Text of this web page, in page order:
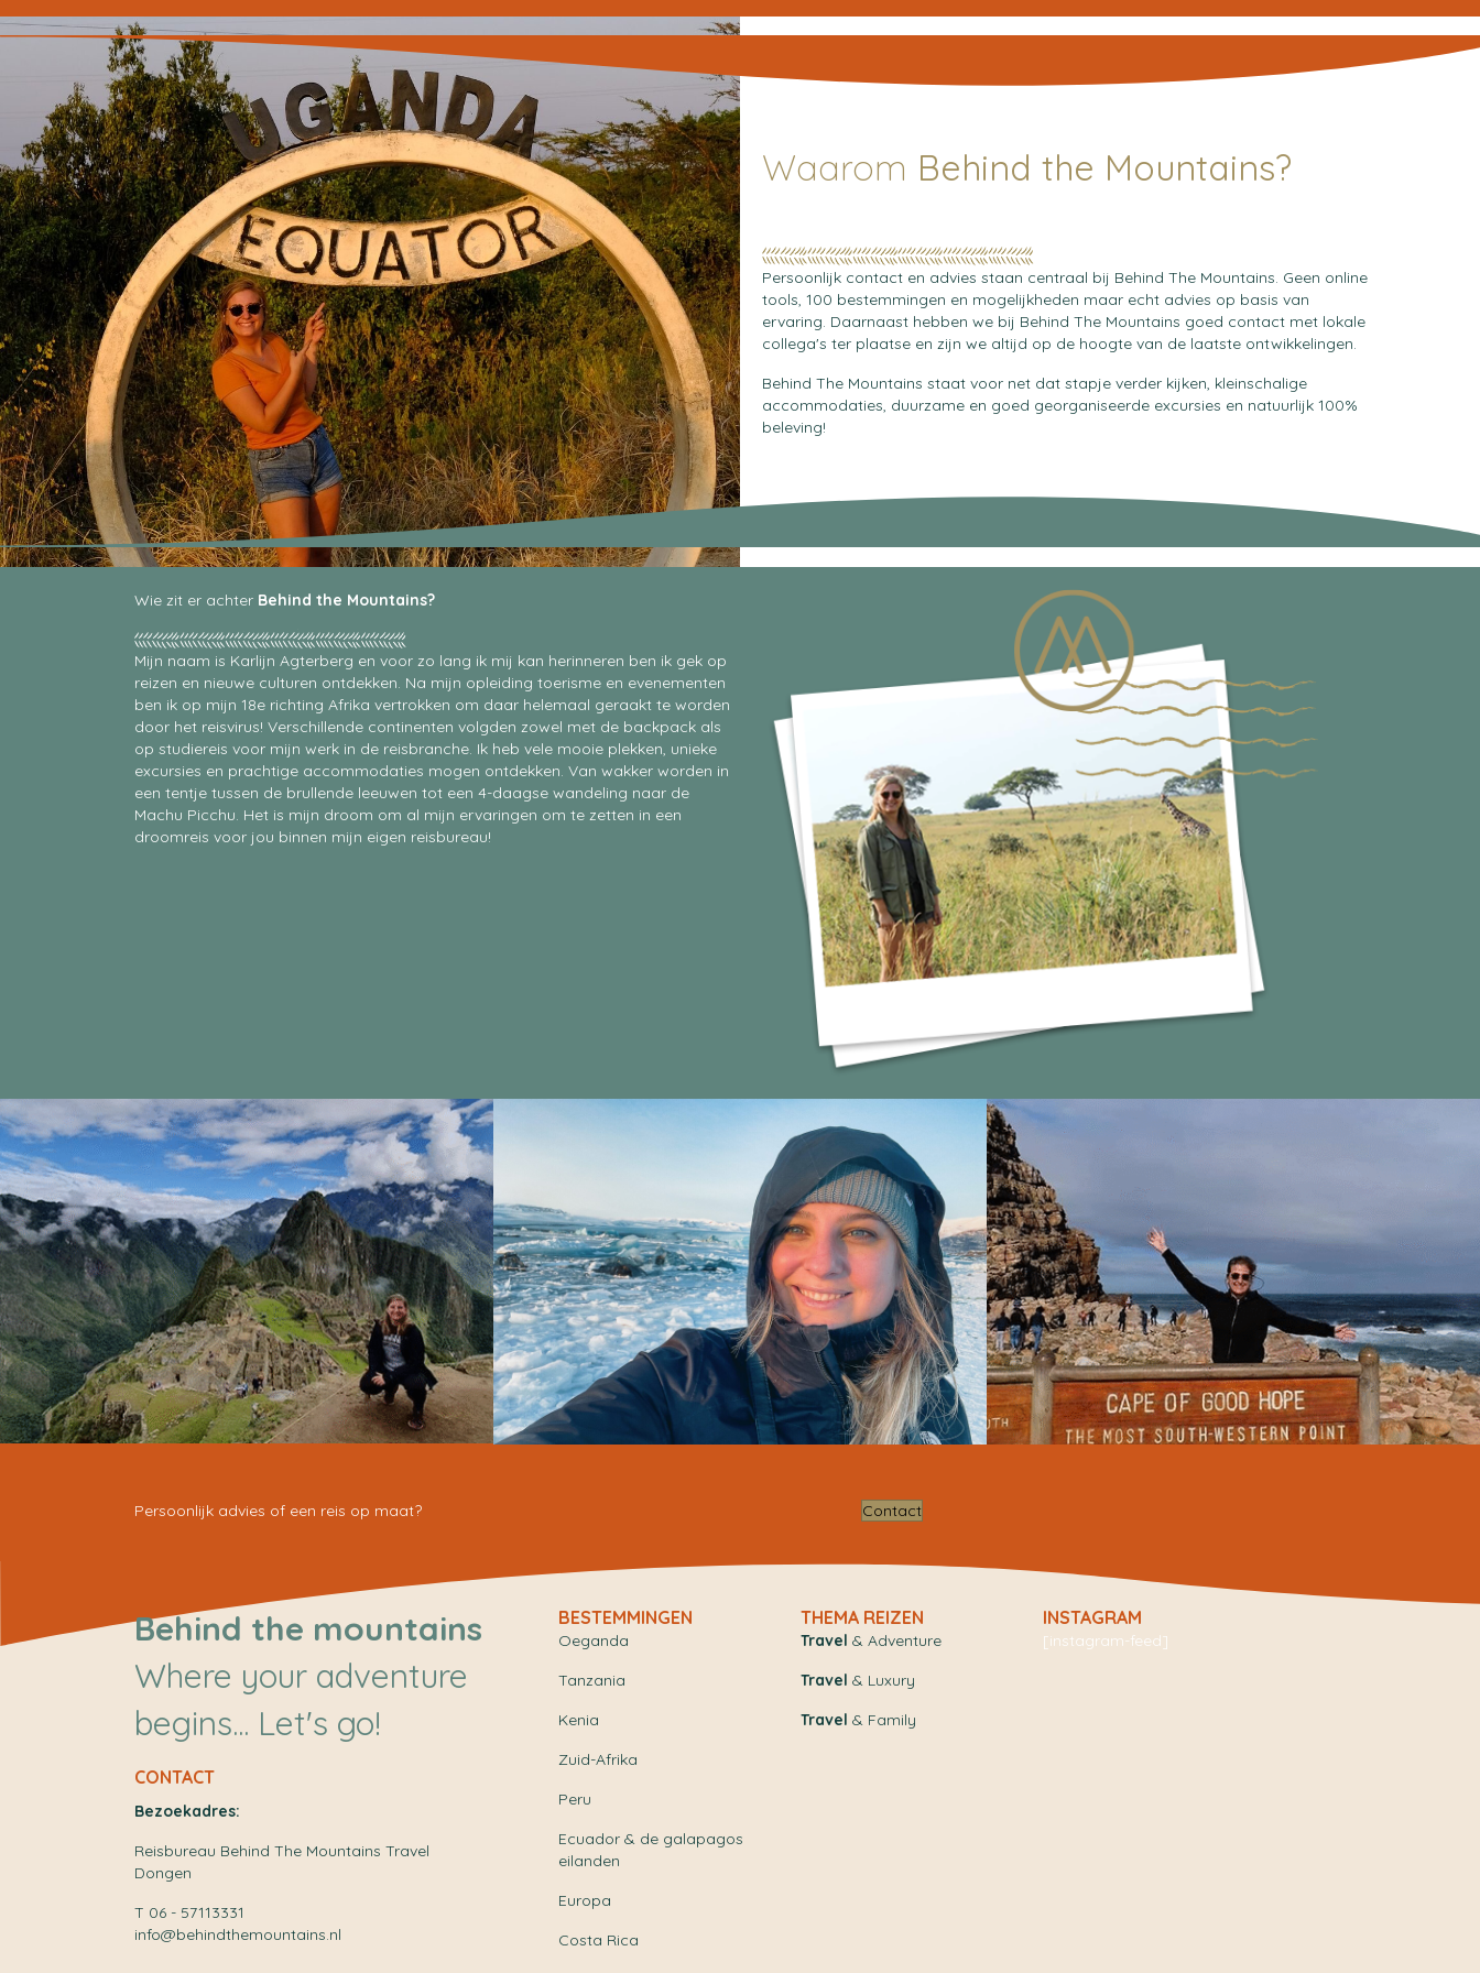
Waarom Behind the Mountains?
Persoonlijk contact en advies staan centraal bij Behind The Mountains. Geen online
tools, 100 bestemmingen en mogelijkheden maar echt advies op basis van
ervaring. Daarnaast hebben we bij Behind The Mountains goed contact met lokale
collega's ter plaatse en zijn we altijd op de hoogte van de laatste ontwikkelingen.
Behind The Mountains staat voor net dat stapje verder kijken, kleinschalige
accommodaties, duurzame en goed georganiseerde excursies en natuurlijk 100%
beleving!
Wie zit er achter Behind the Mountains?
Mijn naam is Karlijn Agterberg en voor zo lang ik mij kan herinneren ben ik gek op
reizen en nieuwe culturen ontdekken. Na mijn opleiding toerisme en evenementen
ben ik op mijn 18e richting Afrika vertrokken om daar helemaal geraakt te worden
door het reisvirus! Verschillende continenten volgden zowel met de backpack als
op studiereis voor mijn werk in de reisbranche. Ik heb vele mooie plekken, unieke
excursies en prachtige accommodaties mogen ontdekken. Van wakker worden in
een tentje tussen de brullende leeuwen tot een 4-daagse wandeling naar de
Machu Picchu. Het is mijn droom om al mijn ervaringen om te zetten in een
droomreis voor jou binnen mijn eigen reisbureau!
Persoonlijk advies of een reis op maat? Contact
Behind the mountains
Where your adventure
begins... Let's go!
CONTACT
Bezoekadres:
Reisbureau Behind The Mountains Travel
Dongen
T 06 - 57113331
info@behindthemountains.nl
BESTEMMINGEN
Oeganda
Tanzania
Kenia
Zuid-Afrika
Peru
Ecuador & de galapagos
eilanden
Europa
Costa Rica
THEMA REIZEN
Travel & Adventure
Travel & Luxury
Travel & Family
INSTAGRAM
[instagram-feed]